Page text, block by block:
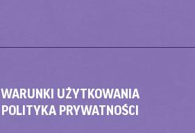
WARUNKI UŻYTKOWANIA
POLITYKA PRYWATNOŚCI